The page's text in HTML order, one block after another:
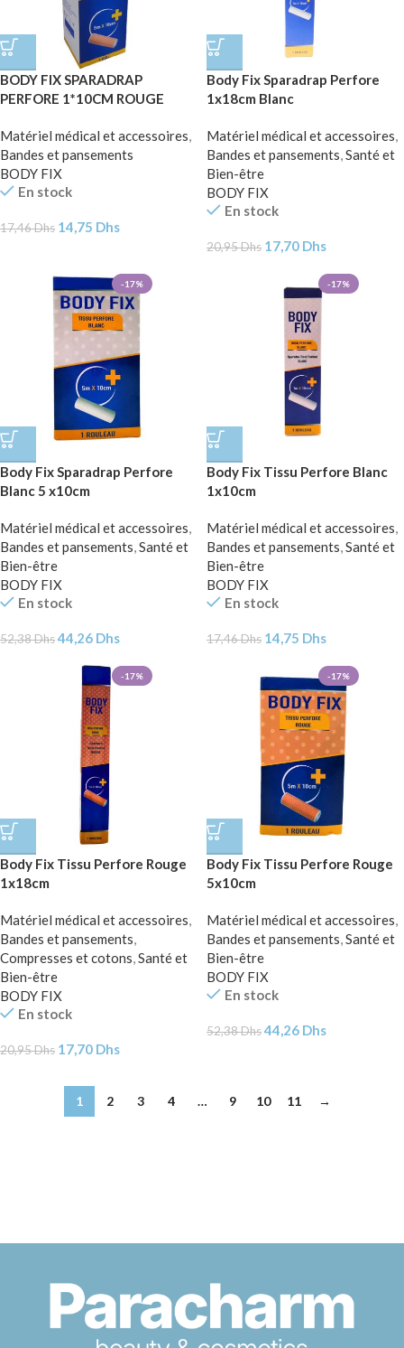
BODY FIX SPARADRAP
PERFORE 1*10CM ROUGE
Matériel médical et accessoires,
Bandes et pansements
BODY FIX
En stock
17,46Dhs 14,75 Dhs
Body Fix Sparadrap Perfore
1x18cm Blanc
Matériel médical et accessoires,
Bandes et pansements,Santé et
Bien-être
BODY FIX
En stock
20,95Dhs 17,70 Dhs
-17%
Body Fix Sparadrap Perfore
Blanc 5 x10cm
Matériel médical et accessoires,
Bandes et pansements,Santé et
Bien-être
BODY FIX
En stock
52,38Dhs44,26 Dhs
-17%
Body Fix Tissu Perfore Blanc
1x10cm
Matériel médical et accessoires,
Bandes et pansements,Santé et
Bien-être
BODY FIX
En stock
17,46Dhs 14,75 Dhs
-17%
Body Fix Tissu Perfore Rouge
1x18cm
Matériel médical et accessoires,
Bandes et pansements,
Compresses et cotons,Santé et
Bien-être
BODY FIX
En stock
20,95Dhs 17,70 Dhs
-17%
Body Fix Tissu Perfore Rouge
5x10cm
Matériel médical et accessoires,
Bandes et pansements,Santé et
Bien-être
BODY FIX
En stock
52,38Dhs44,26 Dhs
1 2 3 4 … 9 10 11 →